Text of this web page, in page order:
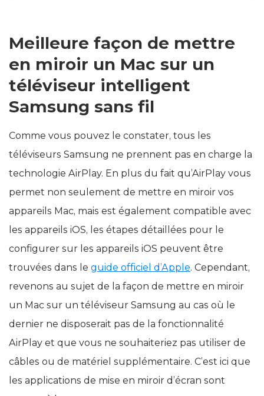
Meilleure façon de mettre
en miroir un Mac sur un
téléviseur intelligent
Samsung sans fil
Comme vous pouvez le constater, tous les
téléviseurs Samsung ne prennent pas en charge la
technologie AirPlay. En plus du fait qu’AirPlay vous
permet non seulement de mettre en miroir vos
appareils Mac, mais est également compatible avec
les appareils iOS, les étapes détaillées pour le
configurer sur les appareils iOS peuvent être
trouvées dans le guide officiel d’Apple. Cependant,
revenons au sujet de la façon de mettre en miroir
un Mac sur un téléviseur Samsung au cas où le
dernier ne disposerait pas de la fonctionnalité
AirPlay et que vous ne souhaiteriez pas utiliser de
câbles ou de matériel supplémentaire. C’est ici que
les applications de mise en miroir d’écran sont